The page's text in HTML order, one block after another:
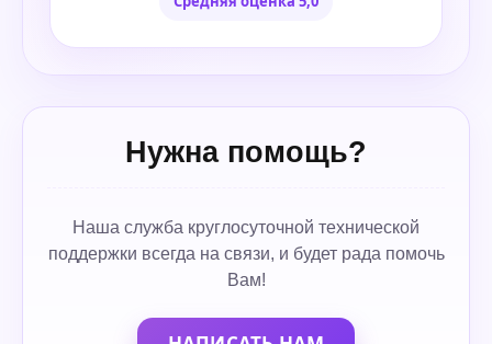
Нужна помощь?
Наша служба круглосуточной технической
поддержки всегда на связи, и будет рада помочь
Вам!